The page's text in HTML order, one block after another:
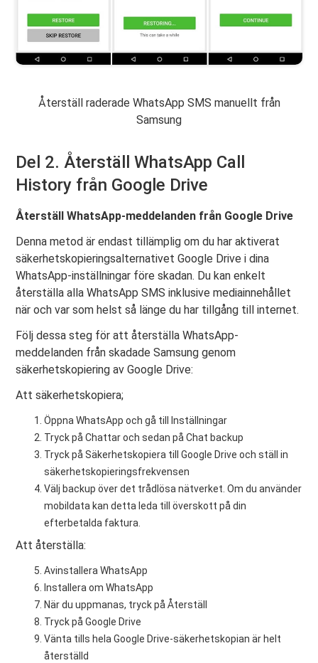
Återställ raderade WhatsApp SMS manuellt från
Samsung
Del 2. Återställ WhatsApp Call
History från Google Drive
Återställ WhatsApp-meddelanden från Google Drive
Denna metod är endast tillämplig om du har aktiverat
säkerhetskopieringsalternativet Google Drive i dina
WhatsApp-inställningar före skadan. Du kan enkelt
återställa alla WhatsApp SMS inklusive mediainnehållet
när och var som helst så länge du har tillgång till internet.
Följ dessa steg för att återställa WhatsApp-
meddelanden från skadade Samsung genom
säkerhetskopiering av Google Drive:
Att säkerhetskopiera;
Öppna WhatsApp och gå till Inställningar
Tryck på Chattar och sedan på Chat backup
Tryck på Säkerhetskopiera till Google Drive och ställ in
säkerhetskopieringsfrekvensen
Välj backup över det trådlösa nätverket. Om du använder
mobildata kan detta leda till överskott på din
efterbetalda faktura.
Att återställa:
Avinstallera WhatsApp
Installera om WhatsApp
När du uppmanas, tryck på Återställ
Tryck på Google Drive
Vänta tills hela Google Drive-säkerhetskopian är helt
återställd